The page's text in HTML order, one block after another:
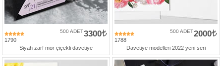
1790
3300
500 ADET
Siyah zarf mor çiçekli davetiye
1788
2000
500 ADET
Davetiye modelleri 2022 yeni seri